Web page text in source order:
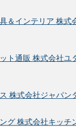
＆インテリア 株式
ト通販 株式会社ユ
株式会社ジャパン
グ 株式会社キッチ